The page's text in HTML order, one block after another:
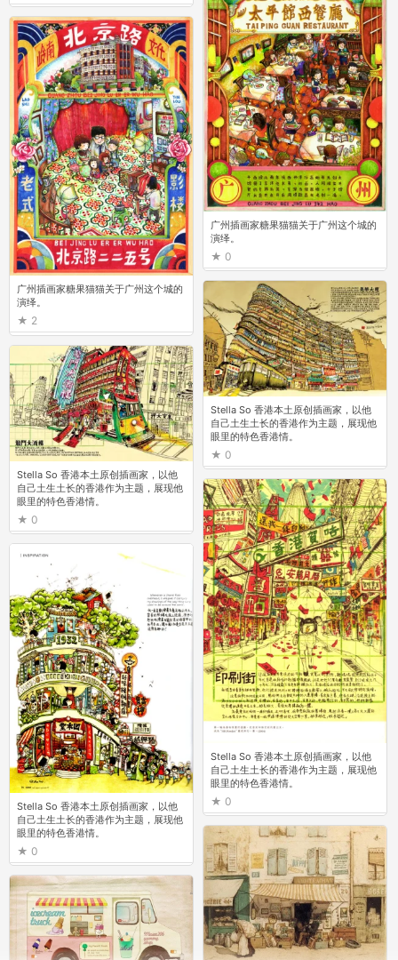
Stella So 香港本土原创插画家，以他
自己土生土长的香港作为主题，展现他
眼里的特色香港情。
0
Stella So 香港本土原创插画家，以他
自己土生土长的香港作为主题，展现他
眼里的特色香港情。
0
Stella So 香港本土原创插画家，以他
自己土生土长的香港作为主题，展现他
眼里的特色香港情。
0
Stella So 香港本土原创插画家，以他
自己土生土长的香港作为主题，展现他
眼里的特色香港情。
0
广州插画家糖果猫猫关于广州这个城的
演绎。
0
广州插画家糖果猫猫关于广州这个城的
演绎。
2